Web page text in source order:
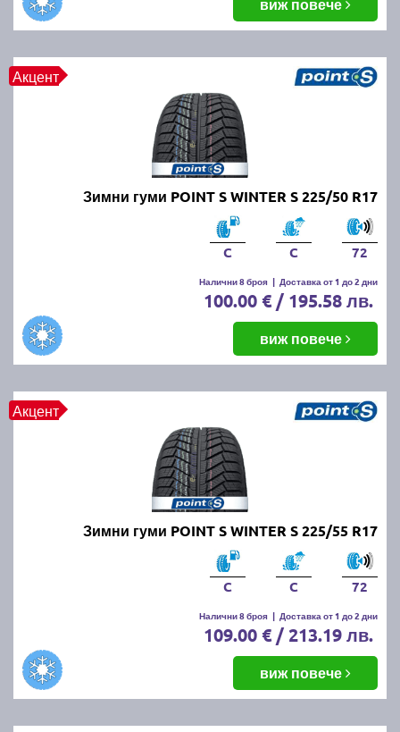
виж повече
Акцент
Зимни гуми POINT S WINTER S 225/50 R17
C C 72
Налични 8 броя | Доставка от 1 до 2 дни
100.00 € / 195.58 лв.
виж повече
Акцент
Зимни гуми POINT S WINTER S 225/55 R17
C C 72
Налични 8 броя | Доставка от 1 до 2 дни
109.00 € / 213.19 лв.
виж повече